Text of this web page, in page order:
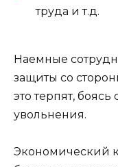
труда и т.д.
Наемные
защиты со
это терпят,
увольнения.
Экономический